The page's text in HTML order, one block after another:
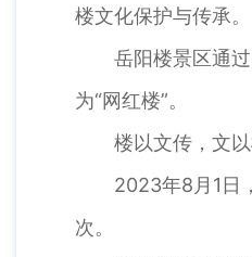
楼文化保护与传承。
岳阳楼景区通过
为“网红楼”。
楼以文传，文以
2023年8月1日，
次。